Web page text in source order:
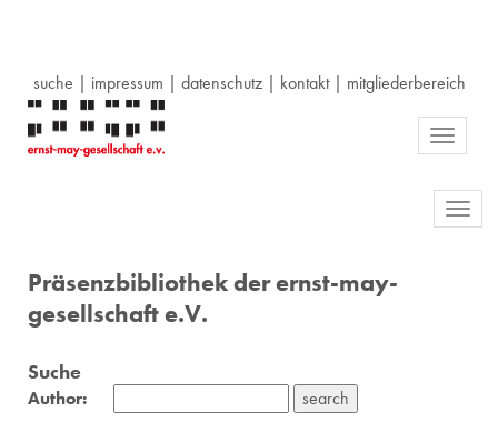
suche | impressum | datenschutz| kontakt| mitgliederbereich
Toggle
Präsenzbibliothek der ernst-may-
gesellschaft e.V.
Suche
Author: